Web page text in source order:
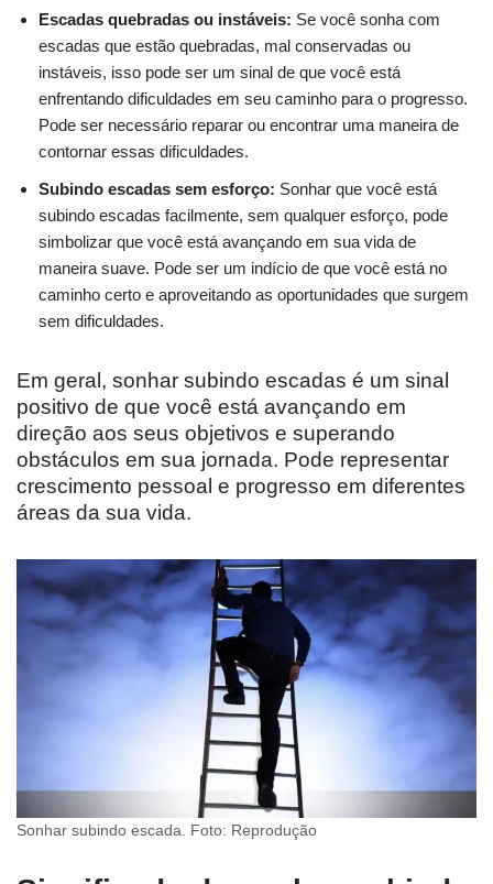
Escadas quebradas ou instáveis: Se você sonha com
escadas que estão quebradas, mal conservadas ou
instáveis, isso pode ser um sinal de que você está
enfrentando dificuldades em seu caminho para o progresso.
Pode ser necessário reparar ou encontrar uma maneira de
contornar essas dificuldades.
Subindo escadas sem esforço: Sonhar que você está
subindo escadas facilmente, sem qualquer esforço, pode
simbolizar que você está avançando em sua vida de
maneira suave. Pode ser um indício de que você está no
caminho certo e aproveitando as oportunidades que surgem
sem dificuldades.
Em geral, sonhar subindo escadas é um sinal
positivo de que você está avançando em
direção aos seus objetivos e superando
obstáculos em sua jornada. Pode representar
crescimento pessoal e progresso em diferentes
áreas da sua vida.
Sonhar subindo escada. Foto: Reprodução